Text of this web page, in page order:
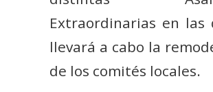
Extraordinarias en las
llevará a cabo la
de los comités locales.